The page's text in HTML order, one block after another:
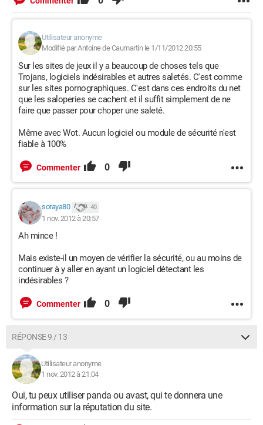
Utilisateur anonyme
Modifié par Antoine de Caumartin le 1/11/2012 20:55
Sur les sites de jeux il y a beaucoup de choses tels que
Trojans, logiciels indésirables et autres saletés. C'est comme
sur les sites pornographiques. C'est dans ces endroits du net
que les saloperies se cachent et il suffit simplement de ne
faire que passer pour choper une saleté.
Même avec Wot. Aucun logiciel ou module de sécurité n'est
fiable à 100%
Commenter 0
soraya80 40
1 nov. 2012 à 20:57
Ah mince !
Mais existe-il un moyen de vérifier la sécurité, ou au moins de
continuer à y aller en ayant un logiciel détectant les
indésirables ?
Commenter 0
RÉPONSE 9 / 13
Utilisateur anonyme
1 nov. 2012 à 21:04
Oui, tu peux utiliser panda ou avast, qui te donnera une
information sur la réputation du site.